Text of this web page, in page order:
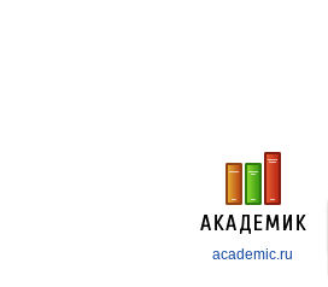
academic.ru